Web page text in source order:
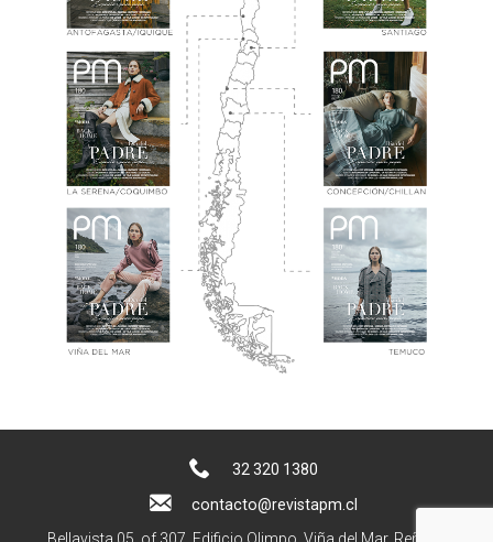
32 320 1380
contacto@revistapm.cl